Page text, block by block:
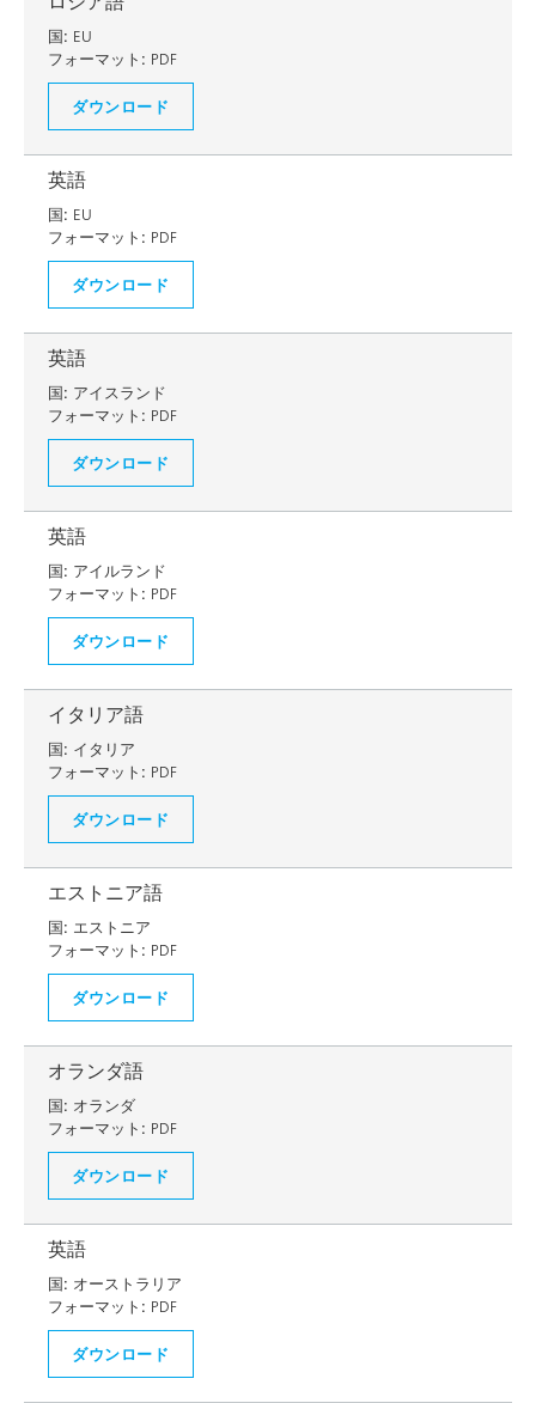
国: EU
フォーマット: PDF
ダウンロード
英語
国: EU
フォーマット: PDF
ダウンロード
英語
国: アイスランド
フォーマット: PDF
ダウンロード
英語
国: アイルランド
フォーマット: PDF
ダウンロード
イタリア語
国: イタリア
フォーマット: PDF
ダウンロード
エストニア語
国: エストニア
フォーマット: PDF
ダウンロード
オランダ語
国: オランダ
フォーマット: PDF
ダウンロード
英語
国: オーストラリア
フォーマット: PDF
ダウンロード